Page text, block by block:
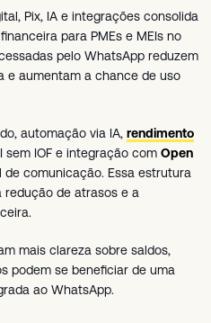
Pix, IA e integrações consolida
para PMEs e MEIs no
pelo WhatsApp reduzem
e aumentam a chance de uso
automação via IA, rendimento
sem IOF e integração com Open
de comunicação. Essa estrutura
redução de atrasos e a
mais clareza sobre saldos,
podem se beneficiar de uma
ao WhatsApp.